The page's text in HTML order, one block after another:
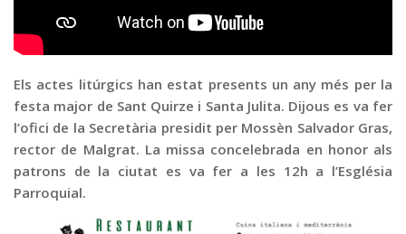
Graella
Publicitat
Contacte
Els actes litúrgics han estat presents un any més per la
festa major de Sant Quirze i Santa Julita. Dijous es va fer
l’ofici de la Secretària presidit per Mossèn Salvador Gras,
rector de Malgrat. La missa concelebrada en honor als
patrons de la ciutat es va fer a les 12h a l’Església
Parroquial.